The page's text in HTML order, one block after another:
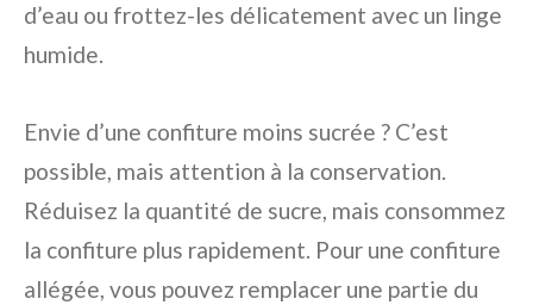
d’eau ou frottez-les délicatement avec un linge
humide.
Envie d’une confiture moins sucrée ? C’est
possible, mais attention à la conservation.
Réduisez la quantité de sucre, mais consommez
la confiture plus rapidement. Pour une confiture
allégée, vous pouvez remplacer une partie du